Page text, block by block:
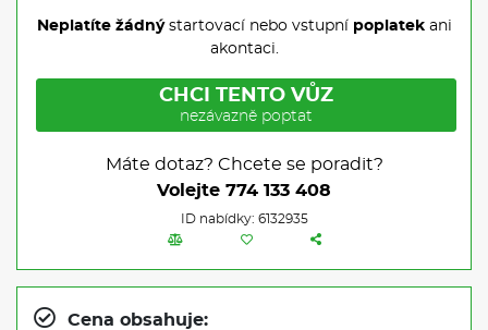
Neplatíte žádnýstartovací nebo vstupní poplatekani
akontaci.
CHCI TENTO VŮZ
nezávazně poptat
Máte dotaz? Chcete se poradit?
Volejte 774 133 408
ID nabídky: 6132935
Cena obsahuje: